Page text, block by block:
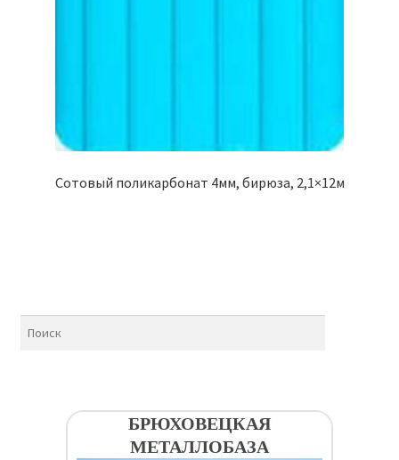
Сотовый поликарбонат 4мм, бирюза, 2,1×12м
БРЮХОВЕЦКАЯ
МЕТАЛЛОБАЗА